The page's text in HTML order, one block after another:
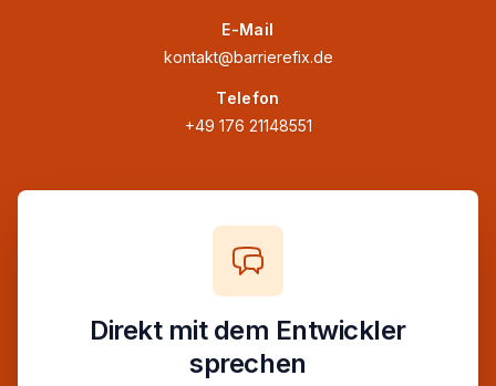
E-Mail
kontakt@barrierefix.de
Telefon
+49 176 21148551
Direkt mit dem Entwickler
sprechen